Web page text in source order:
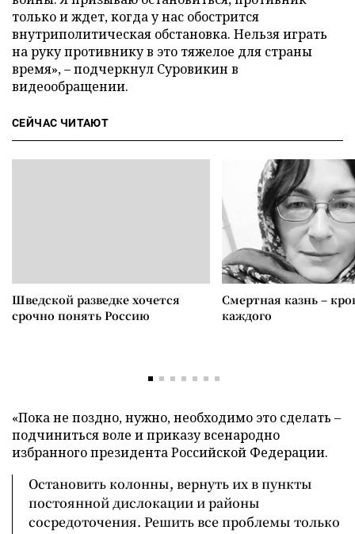
только и ждет, когда у нас обострится
внутриполитическая обстановка. Нельзя играть
на руку противнику в это тяжелое для страны
время», – подчеркнул Суровикин в
видеообращении.
СЕЙЧАС ЧИТАЮТ
Шведской разведке хочется
срочно понять Россию
Смертная казнь –
каждого
«Пока не поздно, нужно, необходимо это сделать –
подчиниться воле и приказу всенародно
избранного президента Российской Федерации.
Остановить колонны, вернуть их в пункты
постоянной дислокации и районы
сосредоточения. Решить все проблемы только